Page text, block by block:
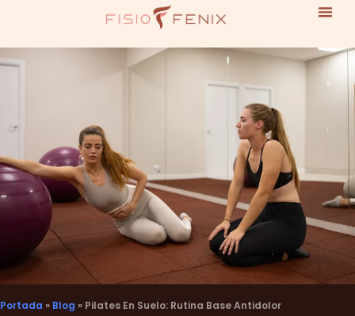
Portada » Blog » Pilates En Suelo: Rutina Base Antidolor